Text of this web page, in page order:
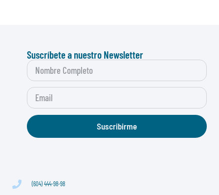
Suscríbete a nuestro Newsletter
Suscribirme
(604) 444-98-98